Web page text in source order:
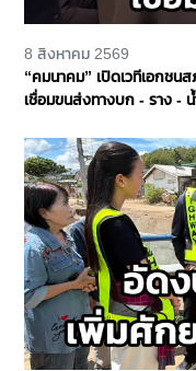
8 สิงหาคม 2569
“คมนาคม” เปิดเวทีเอกชน
เชื่อมขนส่งทางบก - ราง -